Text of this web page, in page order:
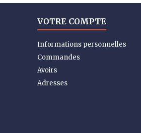
VOTRE COMPTE
Informations personnelles
Commandes
Avoirs
Adresses